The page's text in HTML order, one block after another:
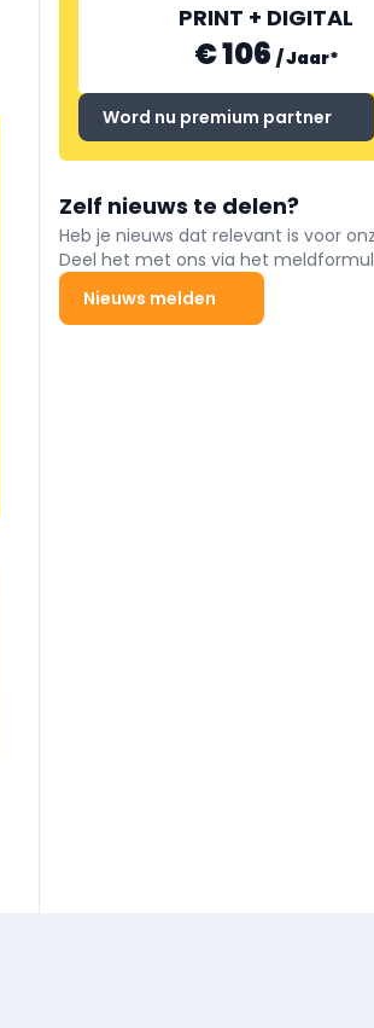
PRINT + DIGITAL
€ 106 /Jaar*
Word nu premium partner
Zelf nieuws te delen?
Heb je nieuws dat relevant is voor
Deel het met ons via het
Nieuws melden